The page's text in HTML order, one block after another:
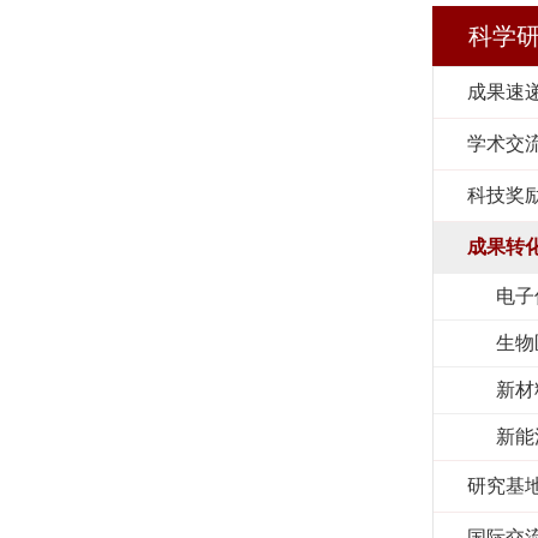
科学
成果速
学术交
科技奖
成果转
电
生
新
新
研究基